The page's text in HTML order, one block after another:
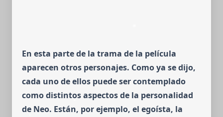
En esta parte de la trama de la película
aparecen otros personajes. Como ya se dijo,
cada uno de ellos puede ser contemplado
como distin­tos aspectos de la personalidad
de Neo. Están, por ejemplo, el egoísta, la